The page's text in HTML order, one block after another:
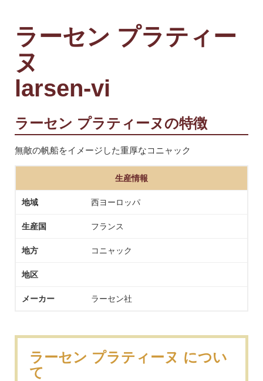
ラーセン プラティー
ヌ
larsen-vi
ラーセン プラティーヌの特徴
無敵の帆船をイメージした重厚なコニャック
生産情報
地域 西ヨーロッパ
生産国 フランス
地方 コニャック
地区
メーカー ラーセン社
ラーセン プラティーヌ につい
て